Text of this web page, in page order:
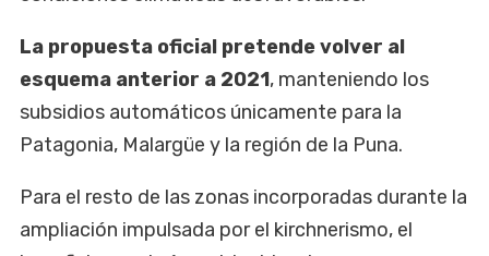
La propuesta oficial pretende volver al
esquema anterior a 2021, manteniendo los
subsidios automáticos únicamente para la
Patagonia, Malargüe y la región de la Puna.
Para el resto de las zonas incorporadas durante la
ampliación impulsada por el kirchnerismo, el